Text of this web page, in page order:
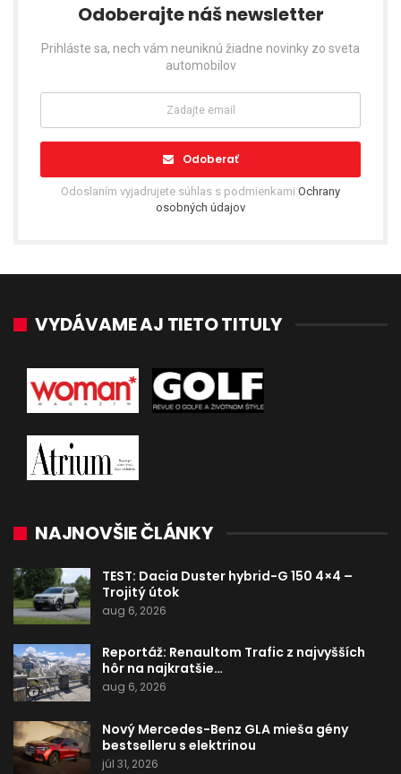
Odoberajte náš newsletter
Prihláste sa, nech vám neuniknú žiadne novinky zo sveta
automobilov
Odoberať
Odoslaním vyjadrujete súhlas s podmienkami Ochrany
osobných údajov
VYDÁVAME AJ TIETO TITULY
NAJNOVŠIE ČLÁNKY
TEST: Dacia Duster hybrid-G 150 4×4 –
Trojitý útok
aug 6, 2026
Reportáž: Renaultom Trafic z najvyšších
hôr na najkratšie…
aug 6, 2026
Nový Mercedes-Benz GLA mieša gény
bestselleru s elektrinou
júl 31, 2026